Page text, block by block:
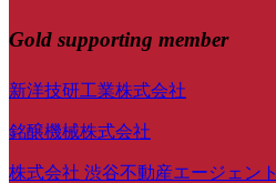
Gold supporting member
新洋技研工業株式会社
銘醸機械株式会社
株式会社 渋谷不動産エージェント